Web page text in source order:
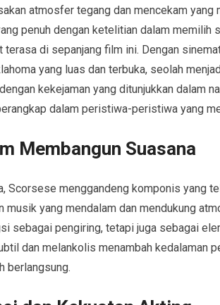
atmosfer tegang dan mencekam
penuh dengan ketelitian dalam memilih
di sepanjang film ini. Dengan
yang luas dan terbuka, seolah
kekejaman yang ditunjukkan dalam
dalam peristiwa-peristiwa yang
Membangun Suasana
Scorsese menggandeng komponis yang
musik yang mendalam dan mendukung
sebagai pengiring, tetapi juga sebagai
dan melankolis menambah kedalaman
berlangsung.